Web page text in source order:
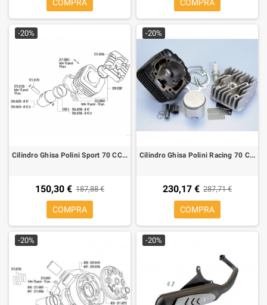
COMPRA COMPRA
-20%
Cilindro Ghisa Polini Sport 70 CC Bifascia per Mot. Minarelli orizzontale Air, sp.Ø 10
150,30 € 187,88 €
COMPRA
-20%
Cilindro Ghisa Polini Racing 70 CC Corsa, Bifascia per Mot. Piaggio aria, sp.Ø 10
230,17 € 287,71 €
COMPRA
-20% -20%